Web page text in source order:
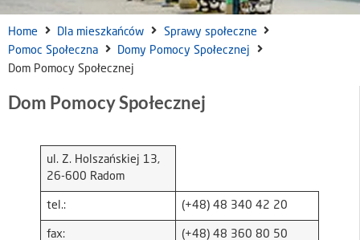
Home Dla mieszkańców
Sprawy społeczne
Pomoc Społeczna
Domy Pomocy Społecznej
Dom Pomocy Społecznej
Dom Pomocy Społecznej
ul. Z. Holszańskiej 13,
26-600 Radom
tel.: (+48) 48 340 42 20
fax: (+48) 48 360 80 50